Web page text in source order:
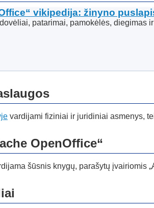
vikipedija: žinyno
patarimai, pamokėlės, diegimas
vardijami fiziniai ir juridiniai asmenys,
OpenOffice“
šūsnis knygų, parašytų įvairiomis